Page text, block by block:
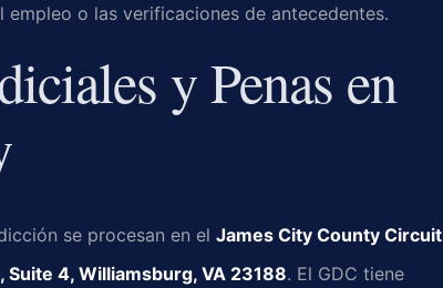
o las verificaciones de antecedentes.
y Penas en
se procesan en el James City County Circuit
Suite 4, Williamsburg, VA 23188. El GDC tiene